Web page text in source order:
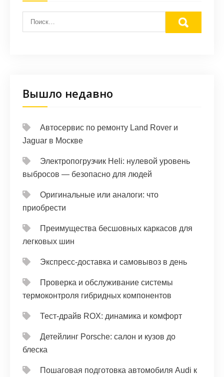
Вышло недавно
Автосервис по ремонту Land Rover и
Jaguar в Москве
Электропогрузчик Heli: нулевой уровень
выбросов — безопасно для людей
Оригинальные или аналоги: что
приобрести
Преимущества бесшовных каркасов для
легковых шин
Экспресс-доставка и самовывоз в день
Проверка и обслуживание системы
термоконтроля гибридных компонентов
Тест‑драйв ROX: динамика и комфорт
Детейлинг Porsche: салон и кузов до
блеска
Пошаговая подготовка автомобиля Audi к